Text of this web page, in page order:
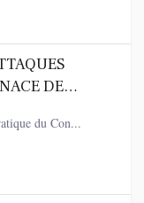
DE
du Con...